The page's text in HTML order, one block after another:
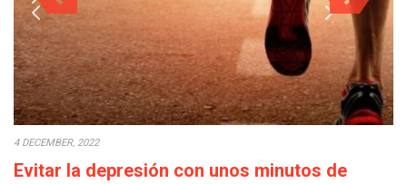
4 DECEMBER, 2022
Evitar la depresión con unos minutos de